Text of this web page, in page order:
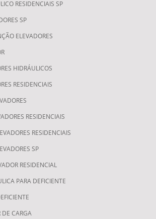
RESIDENCIAIS SP
SP
ELEVADORES
HIDRÁULICOS
RESIDENCIAIS
RESIDENCIAIS
RESIDENCIAIS
SP
RESIDENCIAL
PARA DEFICIENTE
DE CARGA